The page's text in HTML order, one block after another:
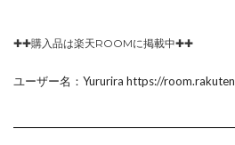
✚✚購入品は楽天ROOMに掲載中✚✚
ユーザー名：Yururira https://